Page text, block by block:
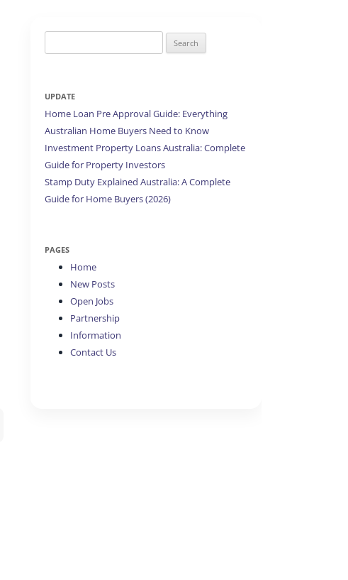
for:
UPDATE
Home Loan Pre Approval Guide: Everything
Australian Home Buyers Need to Know
Investment Property Loans Australia: Complete
Guide for Property Investors
Stamp Duty Explained Australia: A Complete
Guide for Home Buyers (2026)
PAGES
Home
New Posts
Open Jobs
Partnership
Information
Contact Us